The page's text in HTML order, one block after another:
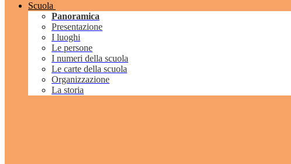
Scuola
Panoramica
Presentazione
I luoghi
Le persone
I numeri della scuola
Le carte della scuola
Organizzazione
La storia